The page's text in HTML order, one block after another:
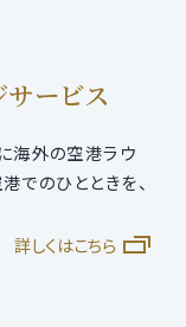
ービス
海外の空港ラウ
でのひとときを、
詳しくはこちら